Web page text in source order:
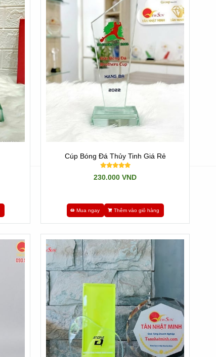
Cúp Bóng Đá Thủy Tinh Giá Rẻ
230.000 VND
Mua ngay Thêm vào giỏ hàng